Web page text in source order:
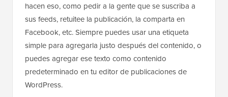
hacen eso, como pedir a la gente que se suscriba a
sus feeds, retuitee la publicación, la comparta en
Facebook, etc. Siempre puedes usar una etiqueta
simple para agregarla justo después del contenido, o
puedes agregar ese texto como contenido
predeterminado en tu editor de publicaciones de
WordPress.